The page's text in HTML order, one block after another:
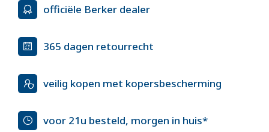
officiële Berker dealer
365 dagen retourrecht
veilig kopen met kopersbescherming
voor 21u besteld, morgen in huis*